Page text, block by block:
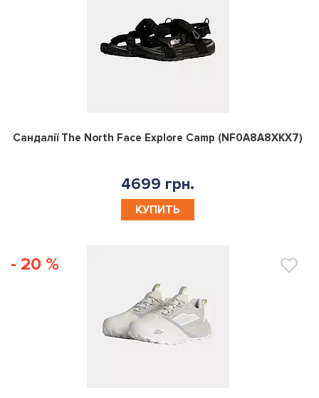
0
Сандалії The North Face Explore Camp (NF0A8A8XKX7)
4699 грн.
КУПИТЬ
- 20 %